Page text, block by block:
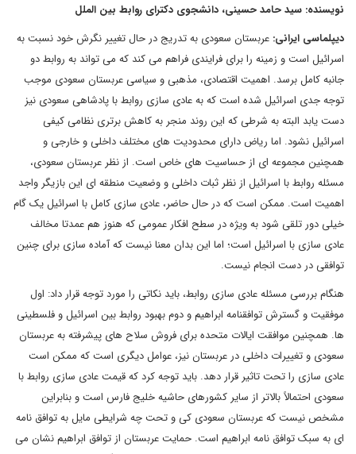
نویسنده: سید حامد حسینی، دانشجوی دکترای روابط بین الملل
دیپلماسی ایرانی: عربستان سعودی به تدریج در حال تغییر نگرش خود نسبت به
اسرائیل است و زمینه را برای فرایندی فراهم می کند که می تواند به روابط دو
جانبه کامل برسد. اهمیت اقتصادی، مذهبی و سیاسی عربستان سعودی موجب
توجه جدی اسرائیل شده است که به عادی سازی روابط با پادشاهی سعودی نیز
دست یابد البته به شرطی که این روند منجر به کاهش برتری نظامی کیفی
اسرائیل نشود. اما ریاض دارای محدودیت های مختلف داخلی و خارجی و
همچنین مجموعه ای از حساسیت های خاص است. از نظر عربستان سعودی،
مسئله روابط با اسرائیل از نظر ثبات داخلی و وضعیت منطقه ای این بازیگر واجد
اهمیت است. ممکن است که در حال حاضر، عادی سازی کامل با اسرائیل یک گام
خیلی دور تلقی شود به ویژه در سطح افکار عمومی که هنوز هم عمدتا مخالف
عادی سازی با اسرائیل است؛ اما این بدان معنا نیست که آماده سازی برای چنین
توافقی در دست انجام نیست.
هنگام بررسی مسئله عادی سازی روابط، باید نکاتی را مورد توجه قرار داد: اول
موفقیت و گسترش توافقنامه ابراهیم و دوم بهبود روابط بین اسرائیل و فلسطینی
ها. همچنین موافقت ایالات متحده برای فروش سلاح های پیشرفته به عربستان
سعودی و تغییرات داخلی در عربستان نیز، عوامل دیگری است که ممکن است
عادی سازی را تحت تاثیر قرار دهد. باید توجه کرد که قیمت عادی سازی روابط با
سعودی احتمالاً بالاتر از سایر کشورهای حاشیه خلیج فارس است و بنابراین
مشخص نیست که عربستان سعودی کی و تحت چه شرایطی مایل به توافق نامه
ای به سبک توافق نامه ابراهیم است. حمایت عربستان از توافق ابراهیم نشان می